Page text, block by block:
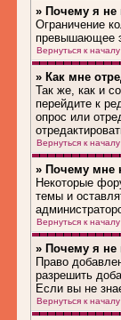
» Почему я не
Ограничение
превышающее
Вернуться к началу
» Как мне
Так же, как и
перейдите к
опрос или
Вернуться к началу
» Почему мне
Некоторые
темы и
Вернуться к началу
» Почему я не
Право
разрешить
Если вы не
Вернуться к началу